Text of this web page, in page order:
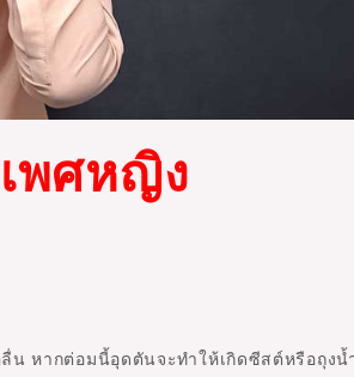
พศหญิง
หากต่อมนี้อุดตันจะทำให้เกิดซีสต์หรือถุงน้